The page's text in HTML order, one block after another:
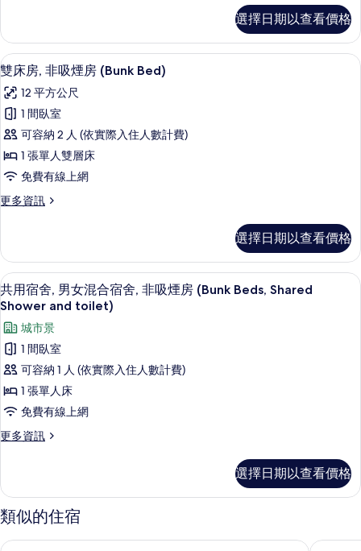
房
(Japanese
Room)
的
所
有
相
片
客
房,
非
煙
房
(Japanese
Room)
的
詳
情
選擇日期以查看價格
顯
示
雙
床
房,
非
煙
(Bunk
Bed)
的
所
有
相
片
雙床房, 非吸煙房 (Bunk Bed) | 遮光
6
雙床房, 非吸煙房 (Bunk Bed)
12 平方公尺
1 間臥室
可容納 2 人 (依實際入住人數計費)
1 張單人雙層床
免費有線上網
更多資訊
更
房,
非
吸
煙
(Bunk
Bed)
的
詳
情
選擇日期以查看價格
顯
示
共
用
宿
舍,
男
女
宿
舍,
9
共用宿舍, 男女混合宿舍, 非吸煙房 (Bunk Beds, Shared
Shower and toilet)
城市景
1 間臥室
可容納 1 人 (依實際入住人數計費)
1 張單人床
免費有線上網
更多資訊
更
宿
舍,
男
選擇日期以查看價格
類似的住宿
APA飯店〈池袋站北口〉 Tabist